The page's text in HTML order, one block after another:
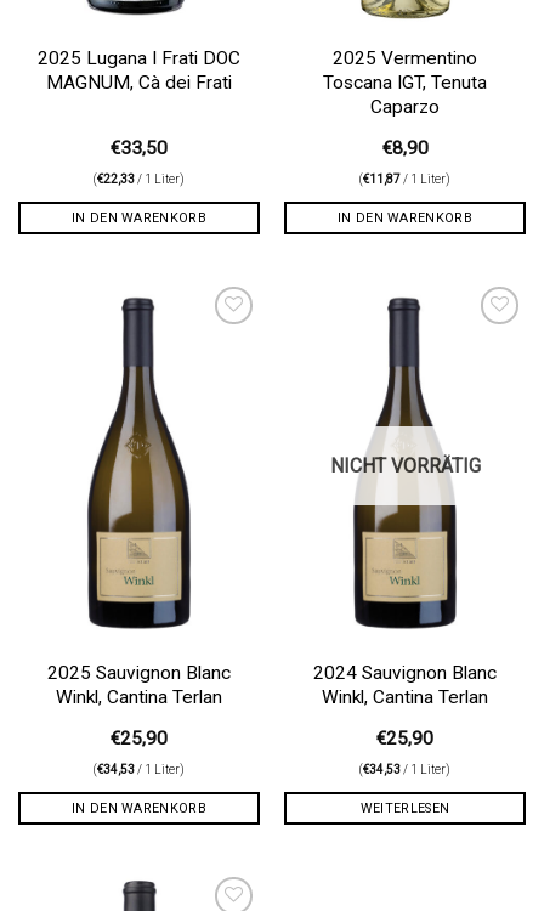
2025 Lugana I Frati DOC
MAGNUM, Cà dei Frati
€33,50
(€22,33/ 1 Liter)
IN DEN WARENKORB
2025 Vermentino
Toscana IGT, Tenuta
Caparzo
€8,90
(€11,87/ 1 Liter)
IN DEN WARENKORB
2025 Sauvignon Blanc
Winkl, Cantina Terlan
€25,90
(€34,53/ 1 Liter)
IN DEN WARENKORB
NICHT VORRÄTIG
2024 Sauvignon Blanc
Winkl, Cantina Terlan
€25,90
(€34,53/ 1 Liter)
WEITERLESEN